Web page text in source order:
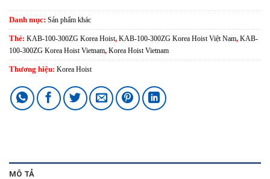
Danh mục: Sản phẩm khác
Thẻ: KAB-100-300ZG Korea Hoist, KAB-100-300ZG Korea Hoist Việt Nam, KAB-
100-300ZG Korea Hoist Vietnam, Korea Hoist Vietnam
Thương hiệu: Korea Hoist
MÔ TẢ